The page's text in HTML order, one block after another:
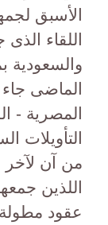
الأسبق
اللقاء
والسعودية
الماضى
المصرية -
التأويلات
من آن لآخر
اللذين
عقود